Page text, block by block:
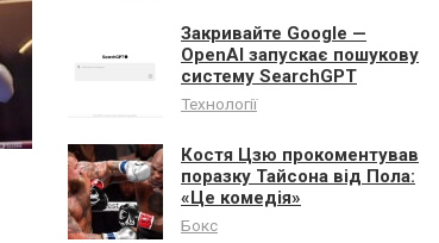
Закривайте Google —
OpenAI запускає пошукову
систему SearchGPT
Технології
Костя Цзю прокоментував
поразку Тайсона від Пола:
«Це комедія»
Бокс